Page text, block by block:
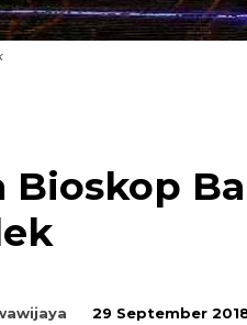
Bioskop
29 September